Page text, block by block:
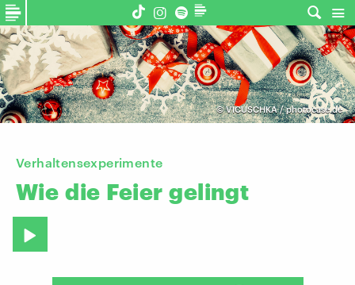
©VICUSCHKA / photocase.de
Verhaltensexperimente
Wie die Feier gelingt